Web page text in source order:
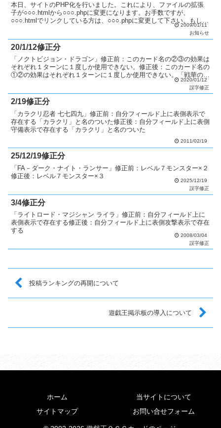
本日、サイトのPHP化を行いました。これにより、ファイルの拡張
子が○○○.htmlから○○○.phpに変更になります。お手数ですが、
○○○.htmlでリンクしている方は、○○○.phpに変更して下さい。もし、
2009/01/11
お知らせ
20/1/12修正分
「ノクトビジョン・ドラゴン」修正前：このカード名の②③の効果は
それぞれ１ターンに１度しか使用できない。修正後：このカード名の
①②の効果はそれぞれ１ターンに１度しか使用できない。「戦華の来
－張遠」修正前：②：このカード以外の「戦華」モンスター...2020/01/12
誤字修正
2/19修正分
「カラクリ忍者 七七四九」修正前：自分フィールド上に表側表示で
存在する「カラクリ」と名のついた修正後：自分フィールド上に表側
守備表示で存在する「カラクリ」と名のついた
2011/02/19
25/12/19修正分
「FA－ダーク・ナイト・ランサー」修正前：レベル７モンスター×２
修正後：レベル７モンスター×３
2025/12/19
誤字修正
3/4修正分
「ライトロード・マジシャン ライラ」修正前：自分フィールド上に
表側表示で存在する修正後：自分フィールド上に表側攻撃表示で存在
する
2008/03/04
誤字修正
投稿ランキングの再開について
遊戯王掲示板の導入について
ホーム
当サイトについて
サイトマップ
お問い合せフォーム